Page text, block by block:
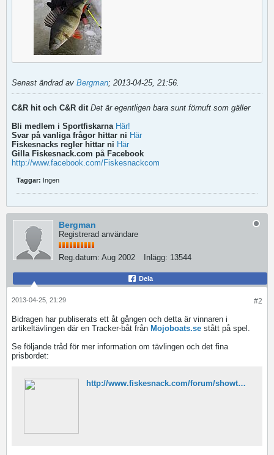
Senast ändrad av Bergman; 2013-04-25, 21:56.
C&R hit och C&R dit Det är egentligen bara sunt förnuft som gäller
Bli medlem i Sportfiskarna Här!
Svar på vanliga frågor hittar ni Här
Fiskesnacks regler hittar ni Här
Gilla Fiskesnack.com på Facebook
http://www.facebook.com/Fiskesnackcom
Taggar: Ingen
Bergman
Registrerad användare
Reg.datum: Aug 2002 Inlägg: 13544
Dela
#2
2013-04-25, 21:29
Bidragen har publiserats ett åt gången och detta är vinnaren i
artikeltävlingen där en Tracker-båt från Mojoboats.se stått på spel.
Se följande tråd för mer information om tävlingen och det fina
prisbordet:
http://www.fiskesnack.com/forum/showthread.php/126083-Artikeltävling-med-chans-att-vinna-en-båt-från-Mojoboats-se